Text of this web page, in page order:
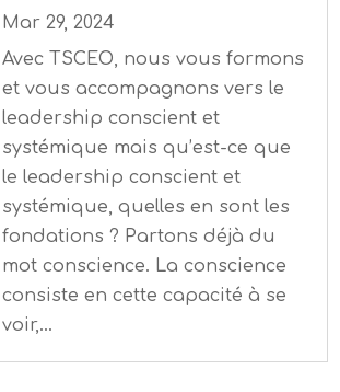
Mar 29, 2024
Avec TSCEO, nous vous formons
et vous accompagnons vers le
leadership conscient et
systémique mais qu’est-ce que
le leadership conscient et
systémique, quelles en sont les
fondations ? Partons déjà du
mot conscience. La conscience
consiste en cette capacité à se
voir,...